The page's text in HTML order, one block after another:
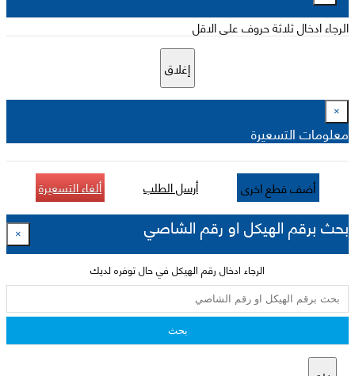
الرجاء ادخال ثلاثة حروف على الاقل
إغلاق
×
معلومات التسعيرة
أضف قطع اخرى أرسل الطلب ألغاء التسعيرة
بحث برقم الهيكل او رقم الشاصي ×
الرجاء ادخال رقم الهيكل في حال توفره لديك
بحث